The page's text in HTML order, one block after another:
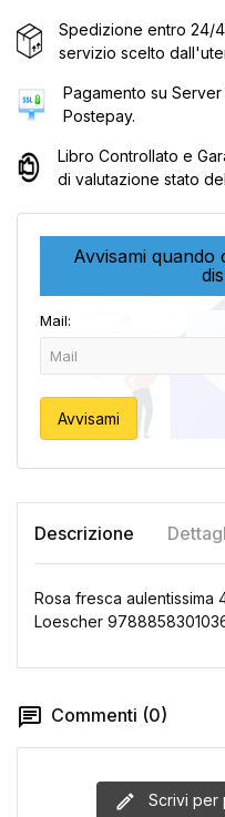
Spedizione entro 24/
servizio scelto
Pagamento su
Postepay.
Libro Controllato e
di valutazione stato
Avvisami
Mail:
Avvisami
Descrizione
Rosa fresca aulentissima
Loescher
Commenti (0)
Scrivi per